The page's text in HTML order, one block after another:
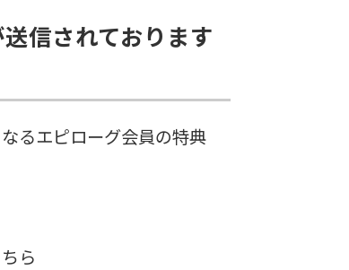
信されております
るエピローグ会員の特典
ら